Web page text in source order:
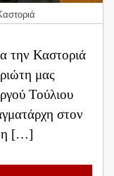
την Καστοριά
μας
Τούλιου
στον
η […]